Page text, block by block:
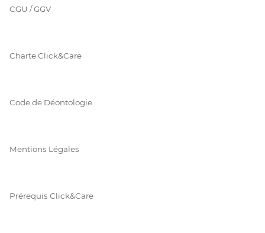
CGU / GGV
Charte Click&Care
Code de Déontologie
Mentions Légales
Prérequis Click&Care